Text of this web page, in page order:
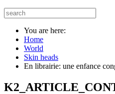
You are here:
Home
World
Skin heads
En librairie: une enfance